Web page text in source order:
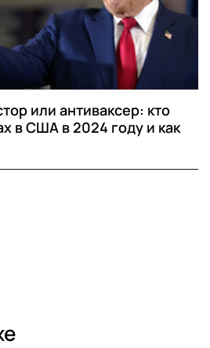
или антиваксер: кто
в США в 2024 году и как